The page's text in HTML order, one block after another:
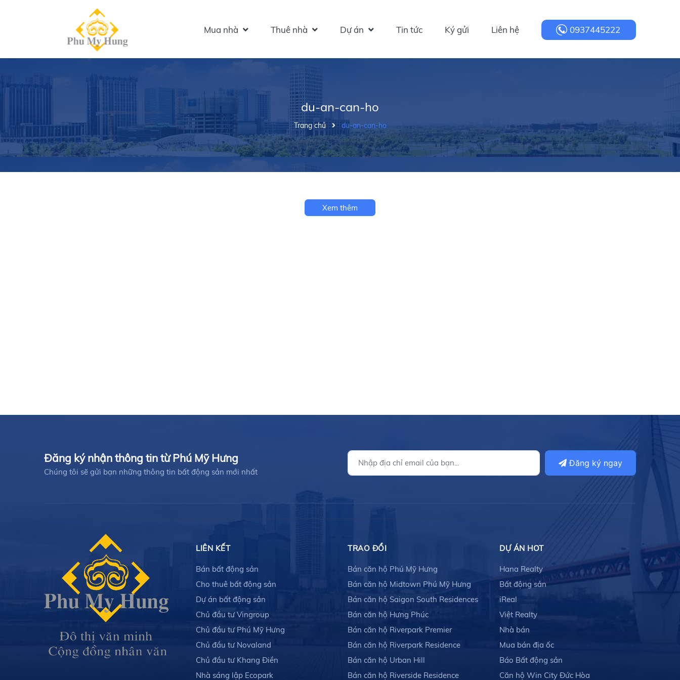
Mua nhà Thuê nhà Dự án Tin tức Ký gửi Liên hệ 0937445222
du-an-can-ho
Trang chủ du-an-can-ho
Xem thêm
Đăng ký nhận thông tin từ Phú Mỹ Hưng
Chúng tôi sẽ gửi bạn những thông tin bất động sản mới nhất
Đăng ký ngay
LIÊN KẾT
Bán bất động sản
Cho thuê bất động sản
Dự án bất động sản
Chủ đầu tư Vingroup
Chủ đầu tư Phú Mỹ Hưng
Chủ đầu tư Novaland
Chủ đầu tư Khang Điền
Nhà sáng lập Ecopark
TRAO ĐỔI
Bán căn hộ Phú Mỹ Hưng
Bán căn hộ Midtown Phú Mỹ Hưng
Bán căn hộ Saigon South Residences
Bán căn hộ Hưng Phúc
Bán căn hộ Riverpark Premier
Bán căn hộ Riverpark Residence
Bán căn hộ Urban Hill
Bán căn hộ Riverside Residence
DỰ ÁN HOT
Hana Realty
Bất động sản
iReal
Việt Realty
Nhà bán
Mua bán địa ốc
Báo Bất động sản
Căn hộ Win City Đức Hòa